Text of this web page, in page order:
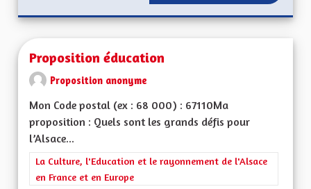
Proposition éducation
Proposition anonyme
Mon Code postal (ex : 68 000) : 67110Ma
proposition : Quels sont les grands défis pour
l’Alsace...
Filtrer les résultats de la catégorie : La Culture, l'Education et
La Culture, l'Education et le rayonnement de l'Alsace
en France et en Europe